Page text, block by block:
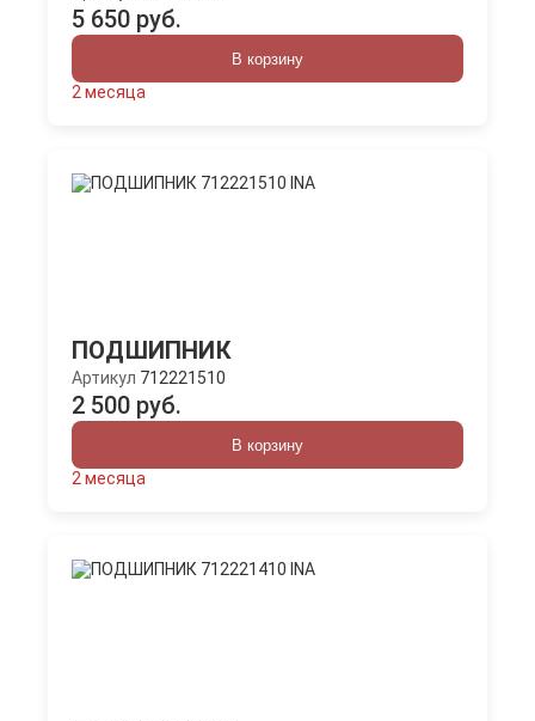
5 650 руб.
В корзину
2 месяца
ПОДШИПНИК
Артикул 712221510
2 500 руб.
В корзину
2 месяца